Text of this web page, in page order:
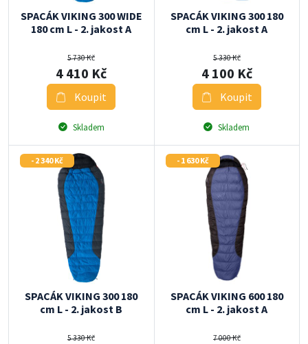
SPACÁK VIKING 300 WIDE
180 cm L - 2. jakost A
5 730 Kč
4 410 Kč
Koupit
Skladem
SPACÁK VIKING 300 180
cm L - 2. jakost A
5 330 Kč
4 100 Kč
Koupit
Skladem
- 2 340 Kč
SPACÁK VIKING 300 180
cm L - 2. jakost B
5 330 Kč
- 1 630 Kč
SPACÁK VIKING 600 180
cm L - 2. jakost A
7 000 Kč